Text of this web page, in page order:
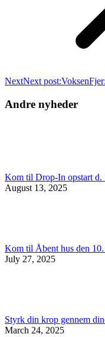
NextNext post:
Andre nyheder
Kom til Drop-In opstart d.
August 13, 2025
Kom til Åbent hus den
July 27, 2025
Styrk din krop gennem
March 24, 2025